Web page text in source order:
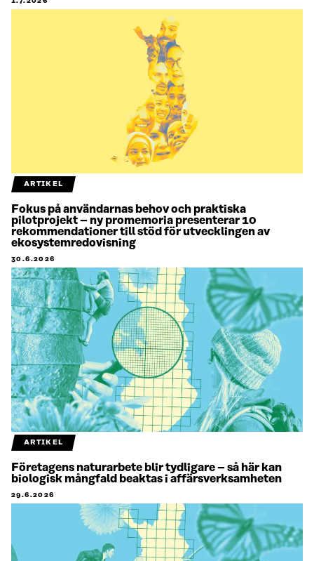
ARTIKEL
Fokus på användarnas behov och praktiska
pilotprojekt – ny promemoria presenterar 10
rekommendationer till stöd för utvecklingen av
ekosystemredovisning
30.6.2026
ARTIKEL
Företagens naturarbete blir tydligare – så här kan
biologisk mångfald beaktas i affärsverksamheten
29.6.2026